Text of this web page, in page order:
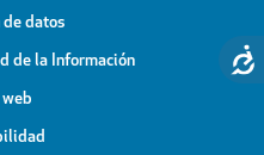
de datos
de la Información